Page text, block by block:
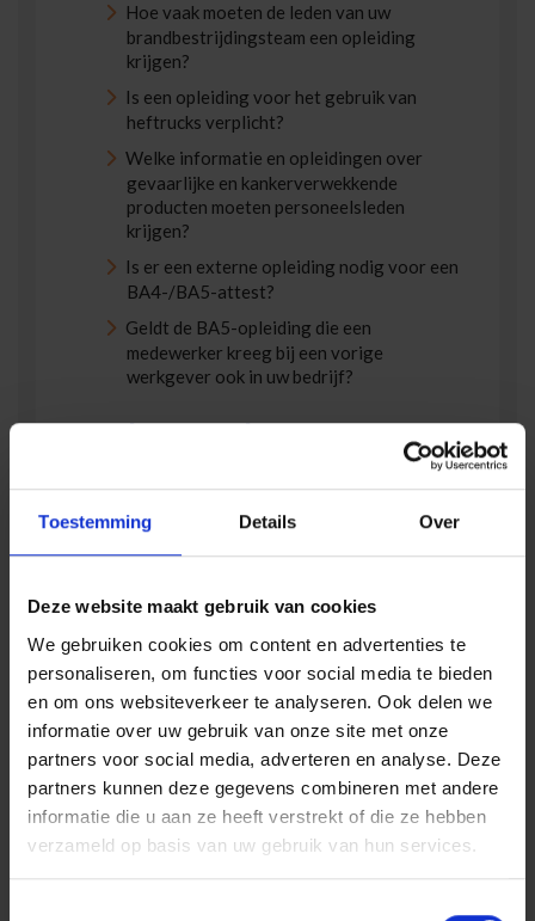
Toestemming Details Over
Deze website maakt gebruik van cookies
We gebruiken cookies om content en advertenties te
personaliseren, om functies voor social media te bieden
en om ons websiteverkeer te analyseren. Ook delen we
informatie over uw gebruik van onze site met onze
partners voor social media, adverteren en analyse. Deze
partners kunnen deze gegevens combineren met andere
informatie die u aan ze heeft verstrekt of die ze hebben
verzameld op basis van uw gebruik van hun services.
Hoe vaak moeten de leden van uw
brandbestrijdingsteam een opleiding
krijgen?
Is een opleiding voor het gebruik van
heftrucks verplicht?
Welke informatie en opleidingen over
gevaarlijke en kankerverwekkende
producten moeten personeelsleden
krijgen?
Is er een externe opleiding nodig voor een
BA4-/BA5-attest?
Geldt de BA5-opleiding die een
medewerker kreeg bij een vorige
werkgever ook in uw bedrijf?
Ook openbare
veiligheid in scope
Hoewel het Safety Workbook focust op de
verplichtingen rond ongevallenpreventie op de
toeristische verblijven, verzorgingstehuizen,
voetbalstadions geanalyseerd.
Zo vindt u in het handboek ook de verplichtingen
terug die te maken hebben met de openbare
veiligheid bij brand of structurele risico’s zoals
instortingsgevaar.
Voor wie is het Safety
Workbook bedoeld en